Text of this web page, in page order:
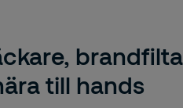
till hands